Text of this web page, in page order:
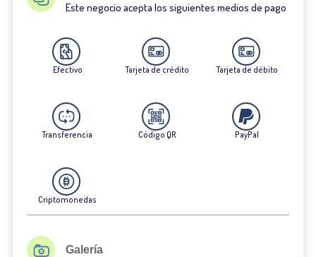
Este negocio acepta los siguientes medios de pago
Efectivo Tarjeta de crédito Tarjeta de débito
Transferencia Código QR PayPal
Criptomonedas
Galería